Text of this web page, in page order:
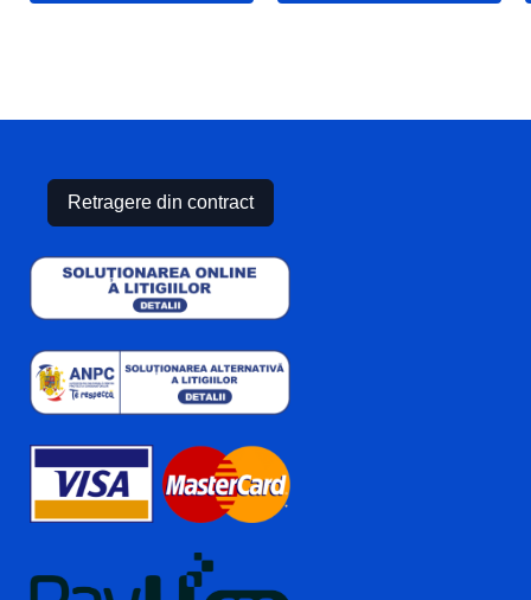
Retragere din contract